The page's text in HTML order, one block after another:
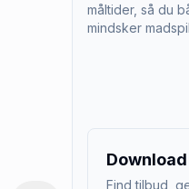
måltider, så du
mindsker
Find tilbud,